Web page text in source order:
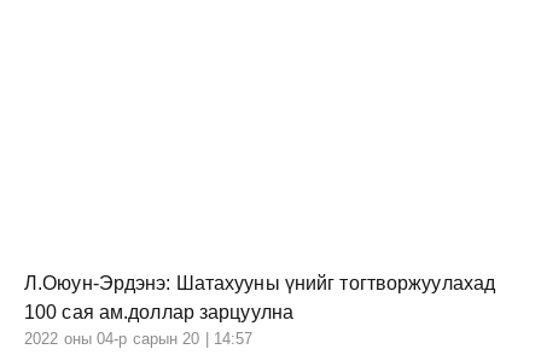
Л.Оюун-Эрдэнэ: Шатахууны үнийг тогтворжуулахад
100 сая ам.доллар зарцуулна
2022 оны 04-р сарын 20 | 14:57